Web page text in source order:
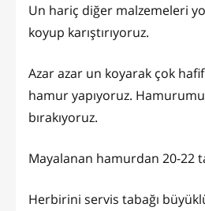
Un hariç diğer malzemeleri
koyup karıştırıyoruz.
Azar azar un koyarak çok
hamur yapıyoruz.
bırakıyoruz.
Mayalanan hamurdan 20-22
Herbirini servis tabağı